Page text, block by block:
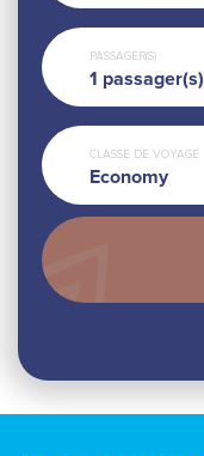
PASSAGER(S)
1 passager(s)
CLASSE DE VOYAGE
Economy